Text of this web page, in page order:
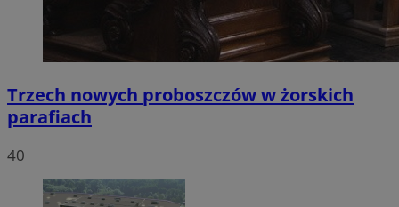
Trzech nowych proboszczów w żorskich
parafiach
40